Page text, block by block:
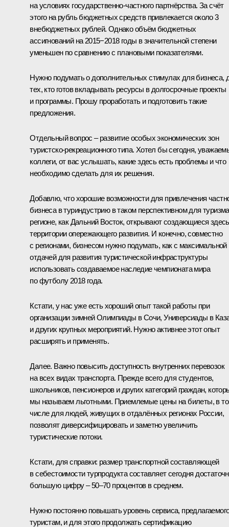
на условиях государственно-частного партнёрства. За счёт
этого на рубль бюджетных средств привлекается около 3
внебюджетных рублей. Однако объём бюджетных
ассигнований на 2015−2018 годы в значительной степени
уменьшен по сравнению с плановыми показателями.
Нужно подумать о дополнительных стимулах для бизнеса,
тех, кто готов вкладывать ресурсы в долгосрочные проекты
и программы. Прошу проработать и подготовить такие
предложения.
Отдельный вопрос – развитие особых экономических зон
туристско-рекреационного типа. Хотел бы сегодня,
коллеги, от вас услышать, какие здесь есть проблемы и что
необходимо сделать для их решения.
Добавлю, что хорошие возможности для привлечения
бизнеса в туриндустрию в таком перспективном для туризма
регионе, как Дальний Восток, открывают создающиеся здесь
территории опережающего развития. И конечно, совместно
с регионами, бизнесом нужно подумать, как с максимальной
отдачей для развития туристической инфраструктуры
использовать создаваемое наследие чемпионата мира
по футболу 2018 года.
Кстати, у нас уже есть хороший опыт такой работы при
организации зимней Олимпиады в Сочи, Универсиады в
и других крупных мероприятий. Нужно активнее этот опыт
расширять и применять.
Далее. Важно повысить доступность внутренних перевозок
на всех видах транспорта. Прежде всего для студентов,
школьников, пенсионеров и других категорий граждан,
мы называем льготными. Приемлемые цены на билеты, в
числе для людей, живущих в отдалённых регионах России,
позволят диверсифицировать и заметно увеличить
туристические потоки.
Кстати, для справки: размер транспортной составляющей
в себестоимости турпродукта составляет сегодня
большую цифру – 50–70 процентов в среднем.
Нужно постоянно повышать уровень сервиса,
туристам, и для этого продолжать сертификацию